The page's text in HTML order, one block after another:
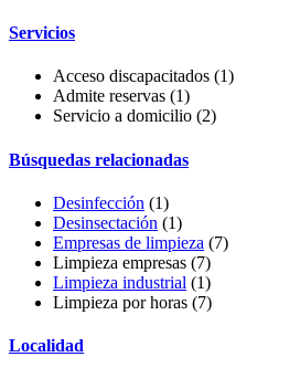
Servicios
Acceso discapacitados (1)
Admite reservas (1)
Servicio a domicilio (2)
Búsquedas relacionadas
Desinfección (1)
Desinsectación (1)
Empresas de limpieza (7)
Limpieza empresas (7)
Limpieza industrial (1)
Limpieza por horas (7)
Localidad